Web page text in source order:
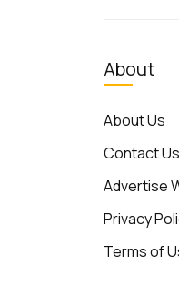
About
About Us
Contact Us
Advertise
Privacy
Terms of